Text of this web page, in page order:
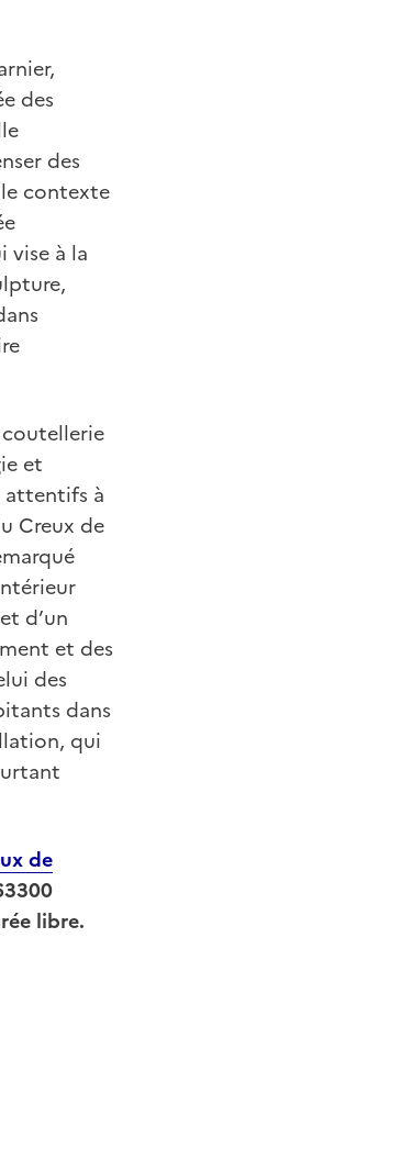
des
des
contexte
vise à la
coutellerie
et
attentifs à
Creux de
d’un
et des
des
dans
qui
de
libre.